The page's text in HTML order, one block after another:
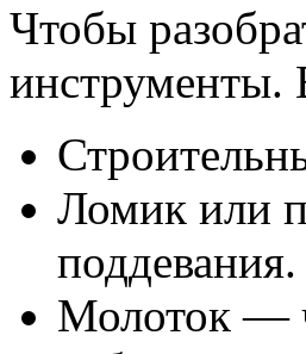
Чтобы
инструменты.
Ломик или
поддевания.
Молоток —